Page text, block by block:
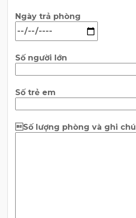
Ngày trả phòng
Số người lớn
Số trẻ em
Số lượng phòng và ghi chú